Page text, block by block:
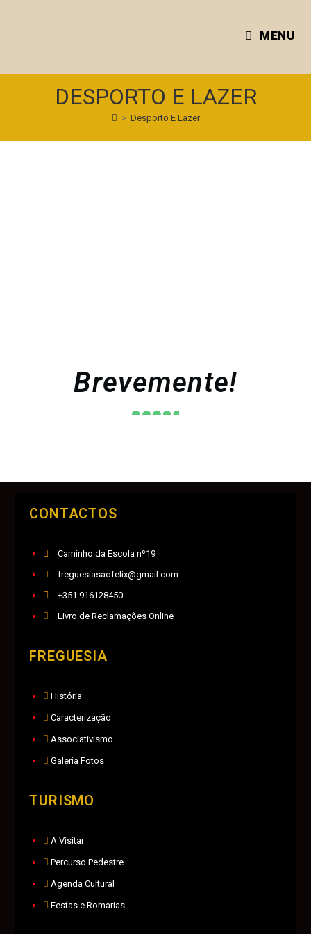
MENU
DESPORTO E LAZER
> Desporto E Lazer
Brevemente!
CONTACTOS
Caminho da Escola nº19
freguesiasaofelix@gmail.com
+351 916128450
Livro de Reclamações Online
FREGUESIA
História
Caracterização
Associativismo
Galeria Fotos
TURISMO
A Visitar
Percurso Pedestre
Agenda Cultural
Festas e Romarias